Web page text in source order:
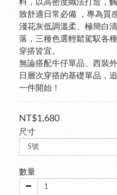
料，以高密度織法打造，
致舒適日常必備 ，專為質
淺花灰低調溫柔、極簡白
落，三種色選輕鬆駕馭各
穿搭皆宜。
無論搭配牛仔單品、西裝
日層次穿搭的基礎單品，
一件開始！
NT$1,680
尺寸
數量